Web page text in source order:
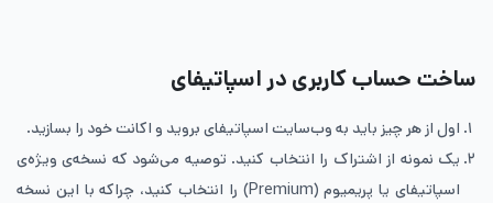
ساخت حساب کاربری در اسپاتیفای
اول از هر چیز باید به وب‌سایت اسپاتیفای بروید و اکانت خود را بسازید.
یک نمونه از اشتراک را انتخاب کنید. توصیه می‌شود که نسخه‌ی ویژه‌ی
اسپاتیفای یا پریمیوم (Premium) را انتخاب کنید، چراکه با این نسخه